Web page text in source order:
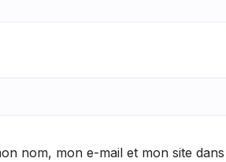
nom, mon e-mail et mon site